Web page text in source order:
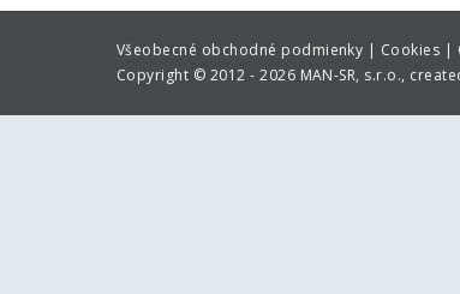
Všeobecné obchodné podmienky | Cookies |
Copyright © 2012 - 2026 MAN-SR, s.r.o.,